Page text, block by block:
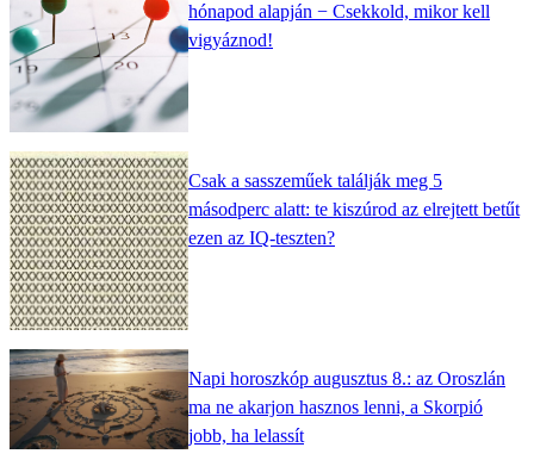
hónapod alapján − Csekkold, mikor kell
vigyáznod!
Csak a sasszeműek találják meg 5
másodperc alatt: te kiszúrod az elrejtett betűt
ezen az IQ-teszten?
Napi horoszkóp augusztus 8.: az Oroszlán
ma ne akarjon hasznos lenni, a Skorpió
jobb, ha lelassít